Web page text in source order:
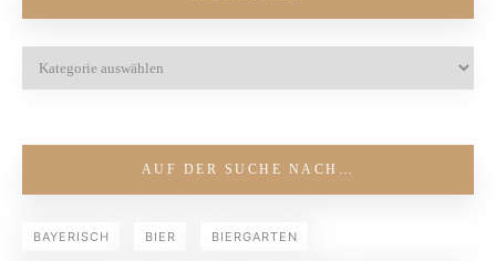
AUF DER SUCHE NACH…
BAYERISCH BIER BIERGARTEN